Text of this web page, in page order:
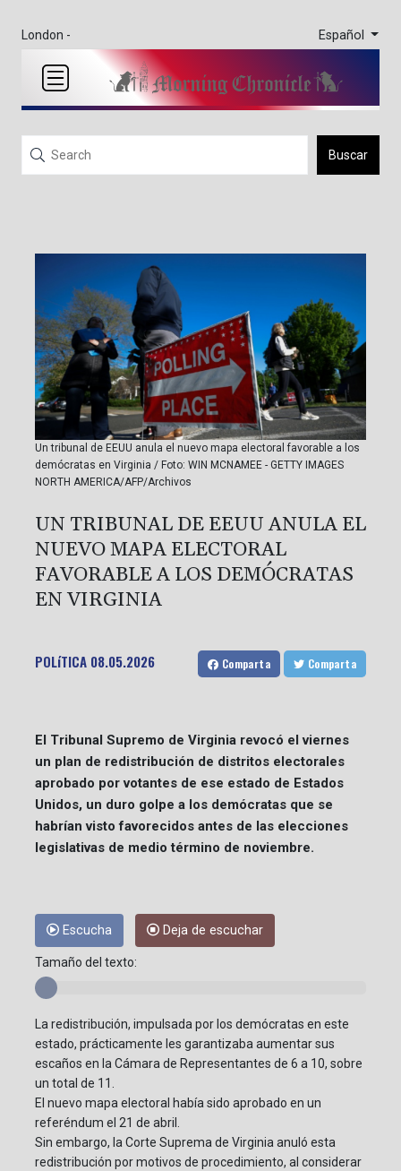
London - Español
Buscar
Un tribunal de EEUU anula el nuevo mapa electoral favorable a los
demócratas en Virginia / Foto: WIN MCNAMEE - GETTY IMAGES
NORTH AMERICA/AFP/Archivos
UN TRIBUNAL DE EEUU ANULA EL
NUEVO MAPA ELECTORAL
FAVORABLE A LOS DEMÓCRATAS
EN VIRGINIA
POLíTICA 08.05.2026 Comparta Comparta
El Tribunal Supremo de Virginia revocó el viernes
un plan de redistribución de distritos electorales
aprobado por votantes de ese estado de Estados
Unidos, un duro golpe a los demócratas que se
habrían visto favorecidos antes de las elecciones
legislativas de medio término de noviembre.
Escucha Deja de escuchar
Tamaño del texto:
La redistribución, impulsada por los demócratas en este
estado, prácticamente les garantizaba aumentar sus
escaños en la Cámara de Representantes de 6 a 10, sobre
un total de 11.
El nuevo mapa electoral había sido aprobado en un
referéndum el 21 de abril.
Sin embargo, la Corte Suprema de Virginia anuló esta
redistribución por motivos de procedimiento, al considerar